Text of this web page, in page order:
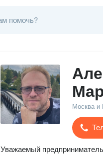
Москва и
Уважаемый